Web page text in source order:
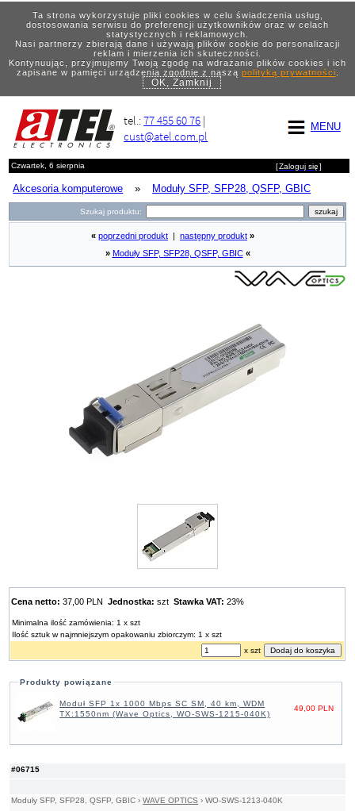
Ta strona wykorzystuje pliki cookies w celu świadczenia usług,
dostosowania serwisu do preferencji użytkowników oraz w celach
statystycznych i reklamowych.
Nasi partnerzy zbierają dane i używają plików cookie do personalizacji
reklam i mierzenia ich skuteczności.
Kontynuując, przyjmujemy Twoją zgodę na wdrażanie plików cookies i ich
zapisane w pamięci urządzenia zgodnie z naszą polityką prywatności.
OK, Zamknij
MENU
tel.:77 455 60 76 |
cust@atel.com.pl
Czwartek, 6 sierpnia [Zaloguj się]
Akcesoria komputerowe » Moduły SFP, SFP28, QSFP, GBIC
Szukaj produktu:
#06715
Moduły SFP, SFP28, QSFP, GBIC ›WAVE OPTICS ›WO-SWS-1213-040K
« poprzedni produkt następny produkt »
» Moduły SFP, SFP28, QSFP, GBIC «
Cena netto: 37,00 PLNJednostka: sztStawka VAT: 23%
Minimalna ilość zamówienia: 1 x szt
Ilość sztuk w najmniejszym opakowaniu zbiorczym: 1 x szt
x szt
Produkty powiązane
49,00 PLN
Moduł SFP 1x 1000 Mbps SC SM, 40 km, WDM
TX:1550nm (Wave Optics, WO-SWS-1215-040K)